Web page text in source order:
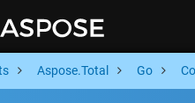
Aspose.Total Go